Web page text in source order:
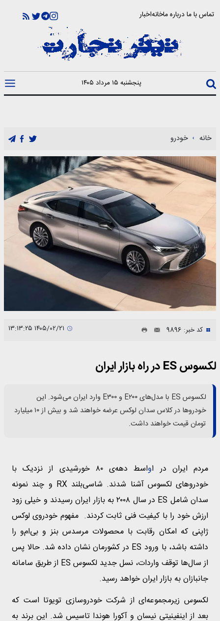
تماس با مادرباره ماخانهاخبار
پنجشنبه ۱۵ مرداد ۱۴۰۵
خانه خودرو
کد خبر: 9896
لکسوس ES در راه بازار ایران
لکسوس ES با مدل‌های E۲۰۰ و E۳۰۰ وارد ایران می‌شود. این
خودروها در کلاس سدان لوکس عرضه خواهند شد و بیش از ۱۰ میلیارد
تومان قیمت خواهند داشت.
مردم ایران در او
اسط دهه‌ی ۸۰ خورشیدی از نزدیک با
خودروهای لکسوس آشنا شدند. شاسی‌بلند RX و چند نمونه
سدان شامل ES در سال ۲۰۰۸ به بازار ایران رسیدند و خیلی زود
ارزش خود را با کیفیت فنی ثابت کردند. مفهوم خودروی لوکس
ژاپنی که امکان رقابت با محصولات مرسدس بنز و بی‌ام‌و را
داشته باشد، با ورود ES در کشورمان نشان داده شد. حالا پس
از سال‌ها توقف واردات، نسل جدید لکسوس ES از طریق سامانه
جانبازان به بازار ایران خواهد رسید.
لکسوس زیرمجموعه‌ای از شرکت خودروسازی تویوتا است که
بعد از اینفینیتی نیسان و آکورا هوندا تاسیس شد. این برند به